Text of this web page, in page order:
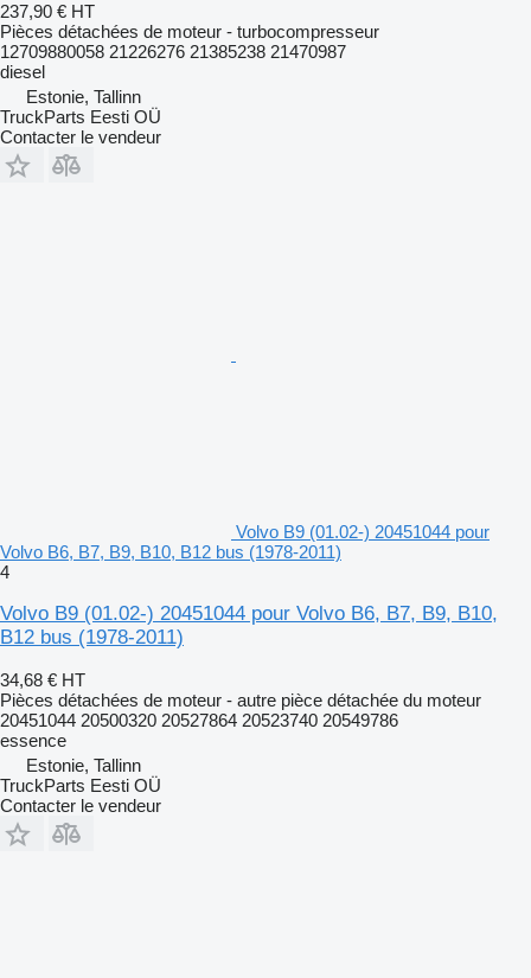
237,90 € HT
Pièces détachées de moteur - turbocompresseur
12709880058 21226276 21385238 21470987
diesel
Estonie, Tallinn
TruckParts Eesti OÜ
Contacter le vendeur
Volvo B9 (01.02-) 20451044 pour
Volvo B6, B7, B9, B10, B12 bus (1978-2011)
4
Volvo B9 (01.02-) 20451044 pour Volvo B6, B7, B9, B10,
B12 bus (1978-2011)
34,68 € HT
Pièces détachées de moteur - autre pièce détachée du moteur
20451044 20500320 20527864 20523740 20549786
essence
Estonie, Tallinn
TruckParts Eesti OÜ
Contacter le vendeur